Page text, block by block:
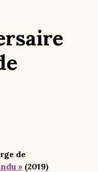
de
» (2019)